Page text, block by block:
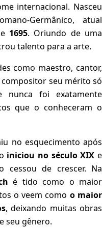
internacional. Nasceu
Germânico, atual
1695. Oriundo de uma
talento para a arte.
como maestro, cantor,
seu mérito só
nunca foi exatamente
que o conheceram o
no esquecimento após
iniciou no século XIXe
cessou de crescer. Na
é tido como o maior
o veem como o maior
, deixando muitas obras
seu gênero.